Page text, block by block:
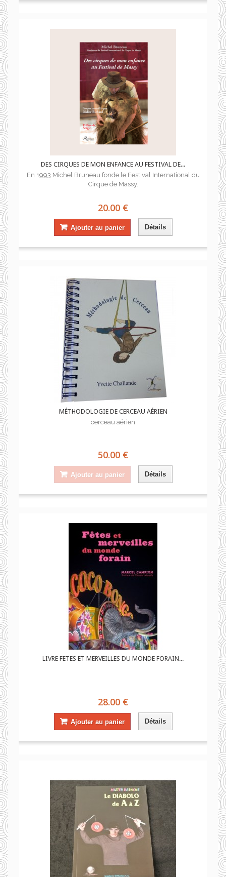
DES CIRQUES DE MON ENFANCE AU FESTIVAL DE...
En 1993 Michel Bruneau fonde le Festival International du
Cirque de Massy.
20.00 €
Ajouter au panier Détails
MÉTHODOLOGIE DE CERCEAU AÉRIEN
cerceau aérien
50.00 €
Ajouter au panier Détails
LIVRE FETES ET MERVEILLES DU MONDE FORAIN...
28.00 €
Ajouter au panier Détails